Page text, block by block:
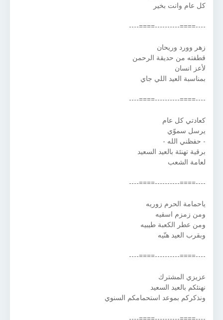
كل عام وانت بخير
----====----------====----
زهر وورد وريحان
قطفته من حديقة الرحمن
لأعز انسان
بمناسبة العيد اللي جاي
----====----------====----
كعادتي كل عام
يرسل سموّي
- حفظني الله -
برقية تهنئة بالعيد السعيد
لعامة الشعب
----====----------====----
ياحمامة الحرم زوريه
ومن زمزم اسقيه
ومن عطر الكعبة طيبيه
وبقرب العيد هنّيه
----====----------====----
عزيزي المشترك
نهنئكم بالعيد السعيد
ونذكركم بموعد استحمامكم السنوي